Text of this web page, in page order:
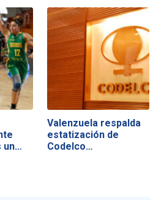
un
Valenzuela respalda
estatización de
Codelco…